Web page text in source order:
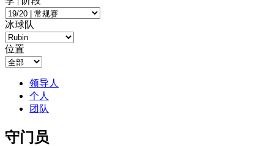
冰球队
位置
领导人
个人
团队
守门员